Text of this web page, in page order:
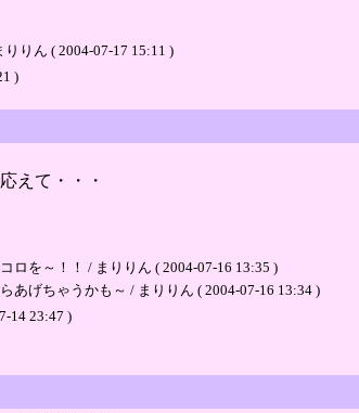
りん ( 2004-07-17 15:11 )
)
えて・・・
を～！！ / まりりん ( 2004-07-16 13:35 )
げちゃうかも～ / まりりん ( 2004-07-16 13:34 )
14 23:47 )